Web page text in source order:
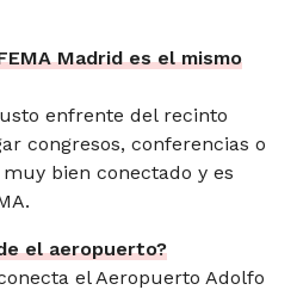
Madrid es el mismo
enfrente del recinto
congresos, conferencias o
bien conectado y es
el aeropuerto?
el Aeropuerto Adolfo